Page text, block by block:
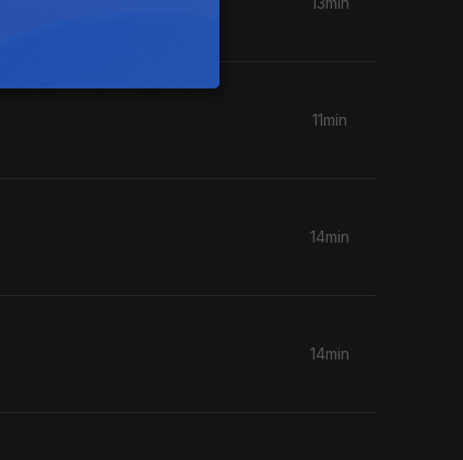
11min
14min
14min